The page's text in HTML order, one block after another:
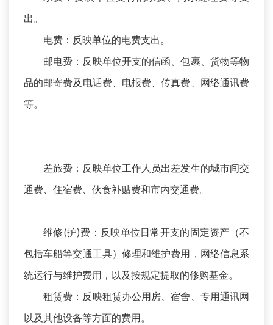
出。
电费：反映单位的电费支出。
邮电费：反映单位开支的信函、包裹、货物等物
品的邮寄费及电话费、电报费、传真费、网络通讯费
等。
差旅费：反映单位工作人员出差发生的城市间交
通费、住宿费、伙食补贴费和市内交通费。
维修(护)费：反映单位日常开支的固定资产（不
包括车船等交通工具）修理和维护费用，网络信息系
统运行与维护费用，以及按规定提取的修购基金。
租赁费：反映租赁办公用房、宿舍、专用通讯网
以及其他设备等方面的费用。